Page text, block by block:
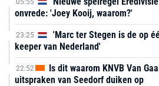
05:55
onvrede: 'Joey Kooij, waarom?'
23:25
'Marc ter Stegen is de op
keeper van Nederland'
22:52
Is dit waarom KNVB Van
uitspraken van Seedorf duiken op